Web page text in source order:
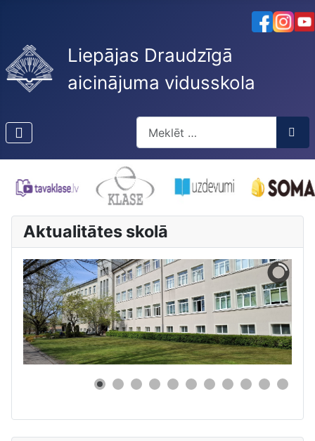
Liepājas Draudzīgā
aicinājuma vidusskola
Type 2 or more characters for
Aktualitātes skolā